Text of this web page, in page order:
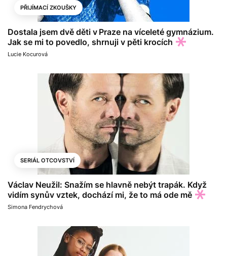
PŘIJÍMACÍ ZKOUŠKY
Dostala jsem dvě děti v Praze na víceleté gymnázium.
Jak se mi to povedlo, shrnuji v pěti krocích
Lucie Kocurová
SERIÁL OTCOVSTVÍ
Václav Neužil: Snažím se hlavně nebýt trapák. Když
vidím synův vztek, dochází mi, že to má ode mě
Simona Fendrychová